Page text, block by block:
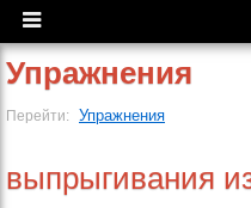
Упражнения
Перейти: Упражнения
выпрыгивания